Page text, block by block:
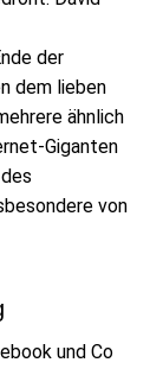
der
dem lieben
ähnlich
Giganten
von
und Co